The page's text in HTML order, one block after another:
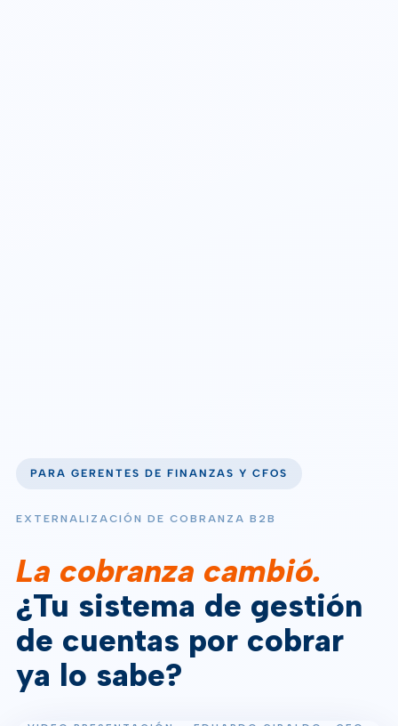
PARA GERENTES DE FINANZAS Y CFOS
EXTERNALIZACIÓN DE COBRANZA B2B
La cobranza cambió.
¿Tu sistema de gestión
de cuentas por cobrar
ya lo sabe?